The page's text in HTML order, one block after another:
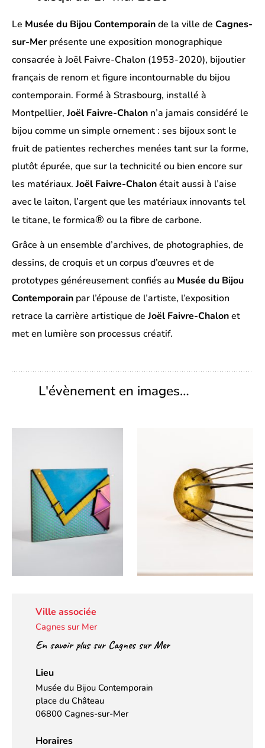
Le Musée du Bijou Contemporainde la ville de Cagnes-
sur-Merprésente une exposition monographique
consacrée àJoël Faivre-Chalon (1953-2020), bijoutier
français de renom et figure incontournable du bijou
contemporain. Formé à Strasbourg, installé à
Montpellier,Joël Faivre-Chalon n’a jamais considéré le
bijou comme un simple ornement : ses bijoux sont le
fruit de patientes recherches menées tant sur la forme,
plutôt épurée, que sur la technicité ou bien encore sur
les matériaux.Joël Faivre-Chalonétait aussi à l’aise
avec le laiton, l’argent que les matériaux innovants tel
le titane, le formica® ou la fibre de carbone.
Grâce à un ensemble d’archives, de photographies, de
dessins, de croquis et un corpus d’œuvres et de
prototypes généreusement confiés au Musée du Bijou
Contemporain par l’épouse de l’artiste, l’exposition
retrace la carrière artistique deJoël Faivre-Chalonet
met en lumière son processus créatif.
L'évènement en images…
Ville associée
Cagnes sur Mer
En savoir plus sur Cagnes sur Mer
Lieu
Musée du Bijou Contemporain
place du Château
06800 Cagnes-sur-Mer
Horaires